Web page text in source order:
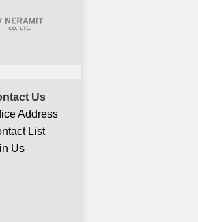
Us
Address
List
Us